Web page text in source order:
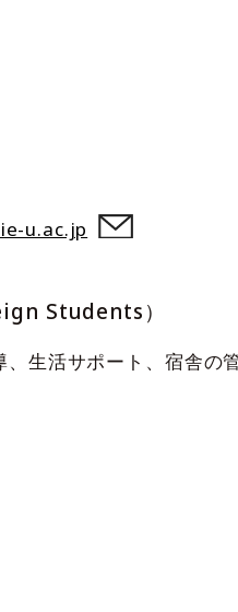
u.ac.jp
Students）
生活サポート、宿舎の